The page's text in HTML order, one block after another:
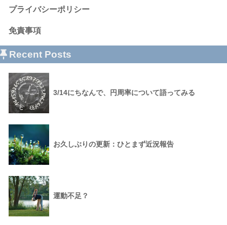
プライバシーポリシー
免責事項
Recent Posts
3/14にちなんで、円周率について語ってみる
お久しぶりの更新：ひとまず近況報告
運動不足？